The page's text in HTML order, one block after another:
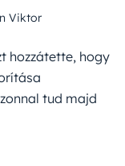
Viktor
hozzátette, hogy
tud majd